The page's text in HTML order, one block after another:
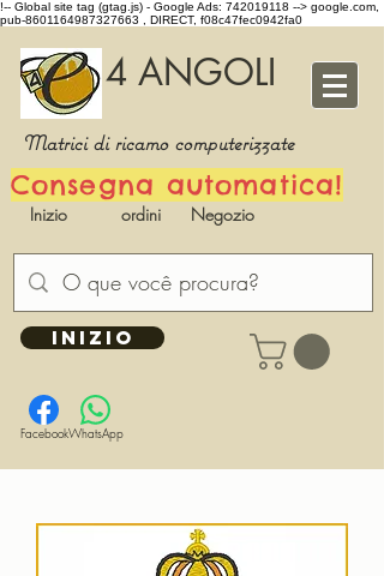
!-- Global site tag (gtag.js) - Google Ads: 742019118 --> google.com,
pub-8601164987327663 , DIRECT, f08c47fec0942fa0
4 ANGOLI
Matrici di ricamo computerizzate
Consegna automatica!
Inizio ordini Negozio
INIZIO
FacebookWhatsApp